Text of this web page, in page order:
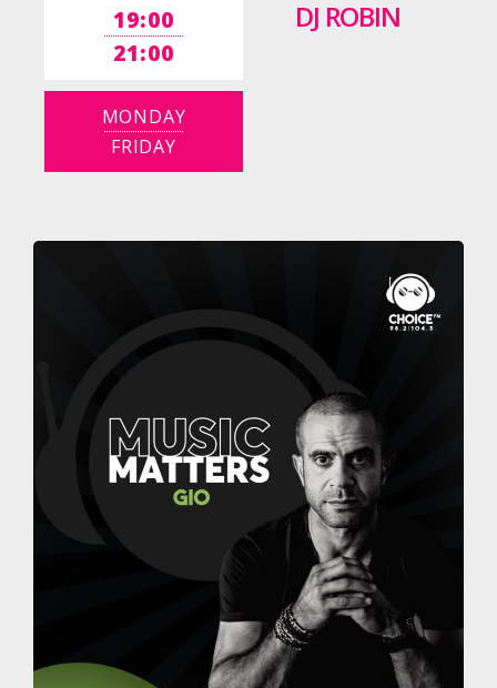
19:00
21:00
MONDAY
FRIDAY
DJ ROBIN